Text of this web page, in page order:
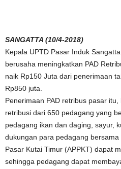
SANGATTA (10/4-2018)
Kepala UPTD Pasar Induk
berusaha meningkatkan PAD
naik Rp150 Juta dari penerimaan
Rp850 juta.
Penerimaan PAD retribus pasar
retribusi dari 650 pedagang yang
pedagang ikan dan daging, sayur,
dukungan para pedagang
Pasar Kutai Timur (APPKT) dapat
sehingga pedagang dapat